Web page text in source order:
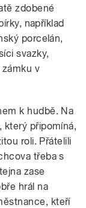
zdobené
například
porcelán,
svazky,
zámku v
k hudbě. Na
který připomíná,
roli. Přátelili
třeba s
zase
hrál na
kteří